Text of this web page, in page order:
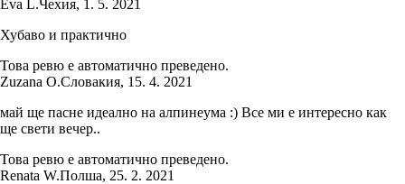
Eva L.Чехия, 1. 5. 2021
Хубаво и практично
Това ревю е автоматично преведено.
Zuzana O.Словакия, 15. 4. 2021
май ще пасне идеално на алпинеума :) Все ми е интересно как
ще свети вечер..
Това ревю е автоматично преведено.
Renata W.Полша, 25. 2. 2021